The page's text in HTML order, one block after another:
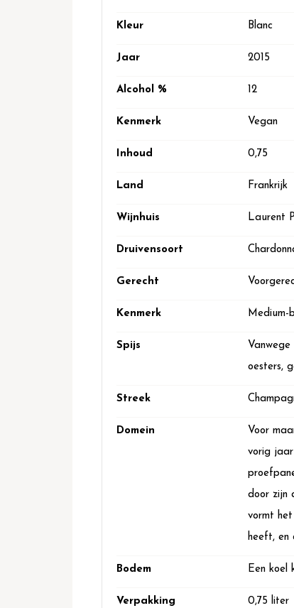
Kleur Blanc
Jaar 2015
Alcohol % 12
Kenmerk Vegan
Inhoud 0,75
Land Frankrijk
Wijnhuis Laurent
Druivensoort
Gerecht
Kenmerk Medium-
Spijs
oesters,
Streek
Domein
Voor
vorig
door zijn
vormt
heeft, en
Bodem Een koel
Verpakking 0,75 liter